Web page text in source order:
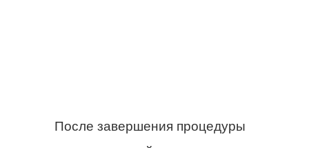
После завершения процедуры